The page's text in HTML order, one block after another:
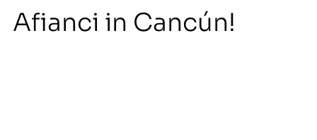
Afianci in Cancún!